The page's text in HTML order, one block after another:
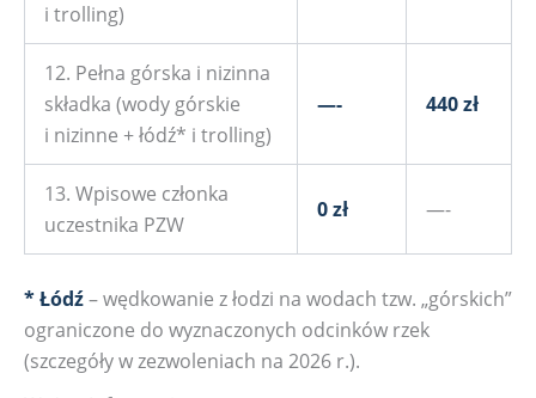
i trolling)
12. Pełna górska i nizinna
składka (wody górskie
i nizinne + łódź* i trolling)
—- 440 zł
13. Wpisowe członka
uczestnika PZW
0 zł —-
* Łódź– wędkowanie z łodzi na wodach tzw. „górskich”
ograniczone do wyznaczonych odcinków rzek
(szczegóły w zezwoleniach na 2026 r.).